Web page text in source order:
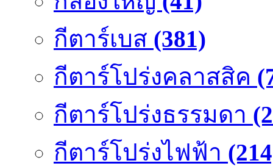
กีตาร์เบส (381)
กีตาร์โปร่งคลาสสิค
กีตาร์โปร่งธรรมดา
กีตาร์โปร่งไฟฟ้า